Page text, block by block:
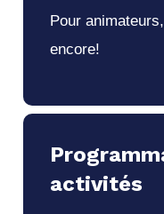
Pour
encore!
activités